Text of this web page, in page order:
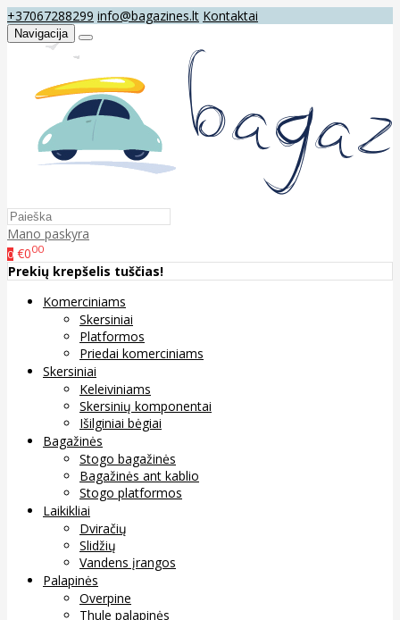
+37067288299 info@bagazines.lt Kontaktai
Navigacija
Mano paskyra
0 €000
Prekių krepšelis tuščias!
Komerciniams
Skersiniai
Platformos
Priedai komerciniams
Skersiniai
Keleiviniams
Skersinių komponentai
Išilginiai bėgiai
Bagažinės
Stogo bagažinės
Bagažinės ant kablio
Stogo platformos
Laikikliai
Dviračių
Slidžių
Vandens įrangos
Palapinės
Overpine
Thule palapinės